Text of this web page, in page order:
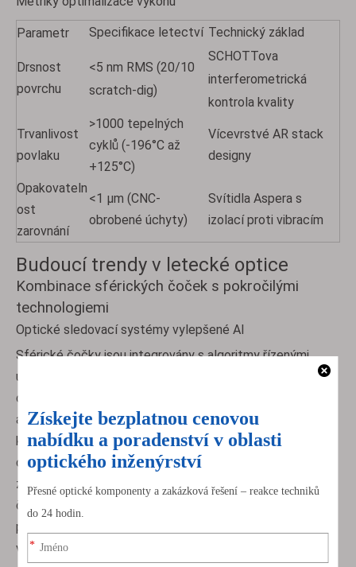
Parametr Specifikace letectví Technický základ
Drsnost
povrchu
<5 nm RMS (20/10
scratch-dig)
SCHOTTova
interferometrická
kontrola kvality
Trvanlivost
povlaku
>1000 tepelných
cyklů (-196°C až
+125°C)
Vícevrstvé AR stack
designy
Opakovateln
ost
zarovnání
<1 μm (CNC-
obrobené úchyty)
Svítidla Aspera s
izolací proti vibracím
Budoucí trendy v letecké optice
Kombinace sférických čoček s pokročilými
technologiemi
Optické sledovací systémy vylepšené AI
Sférické čočky jsou integrovány s algoritmy řízenými
umělou inteligencí, aby se zlepšila přesnost sledování v
dynamických leteckých prostředích. Například systémy
adaptivní optiky nyní využívají strojové učení k predikci a
kompenzaci atmosférických zkreslení v reálném čase a
dosahují tak přesnosti zarovnání subpixelů pro satelitní
zobrazování. V aplikacích UAV umožňují pole sférických
čoček s vylepšenou AI sledování více cílů s 98%
přesností v podmínkách nízké viditelnosti pomocí analýzy
vektorů pohybu a metadat prostředí.